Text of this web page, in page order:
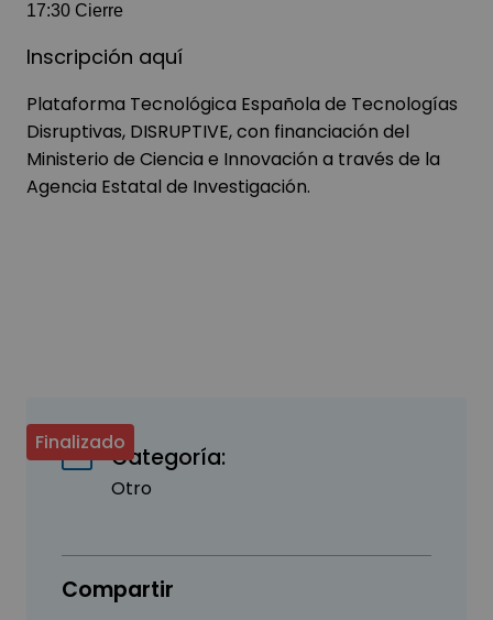
Finalizado
Categoría:
Otro
Compartir
17:30 Cierre
Inscripción aquí
Plataforma Tecnológica Española de Tecnologías
Disruptivas, DISRUPTIVE, con financiación del
Ministerio de Ciencia e Innovación a través de la
Agencia Estatal de Investigación.